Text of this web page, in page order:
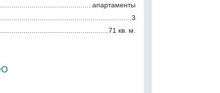
апартаменты
3
71 кв. м.